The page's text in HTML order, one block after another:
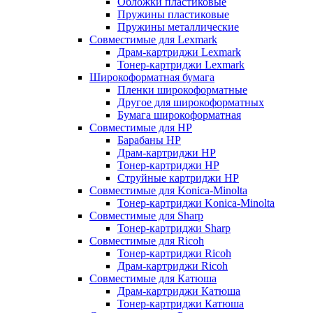
Пружины пластиковые
Пружины металлические
Совместимые для Lexmark
Драм-картриджи Lexmark
Тонер-картриджи Lexmark
Широкоформатная бумага
Пленки широкоформатные
Другое для широкоформатных
Бумага широкоформатная
Совместимые для HP
Барабаны HP
Драм-картриджи HP
Тонер-картриджи HP
Струйные картриджи HP
Совместимые для Konica-Minolta
Тонер-картриджи Konica-Minolta
Совместимые для Sharp
Тонер-картриджи Sharp
Совместимые для Ricoh
Тонер-картриджи Ricoh
Драм-картриджи Ricoh
Совместимые для Катюша
Драм-картриджи Катюша
Тонер-картриджи Катюша